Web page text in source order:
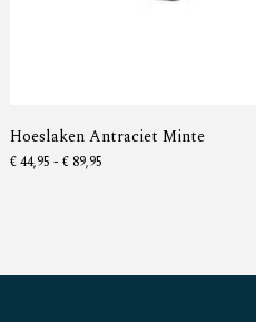
Hoeslaken Antraciet Minte
€44,95 - € 89,95